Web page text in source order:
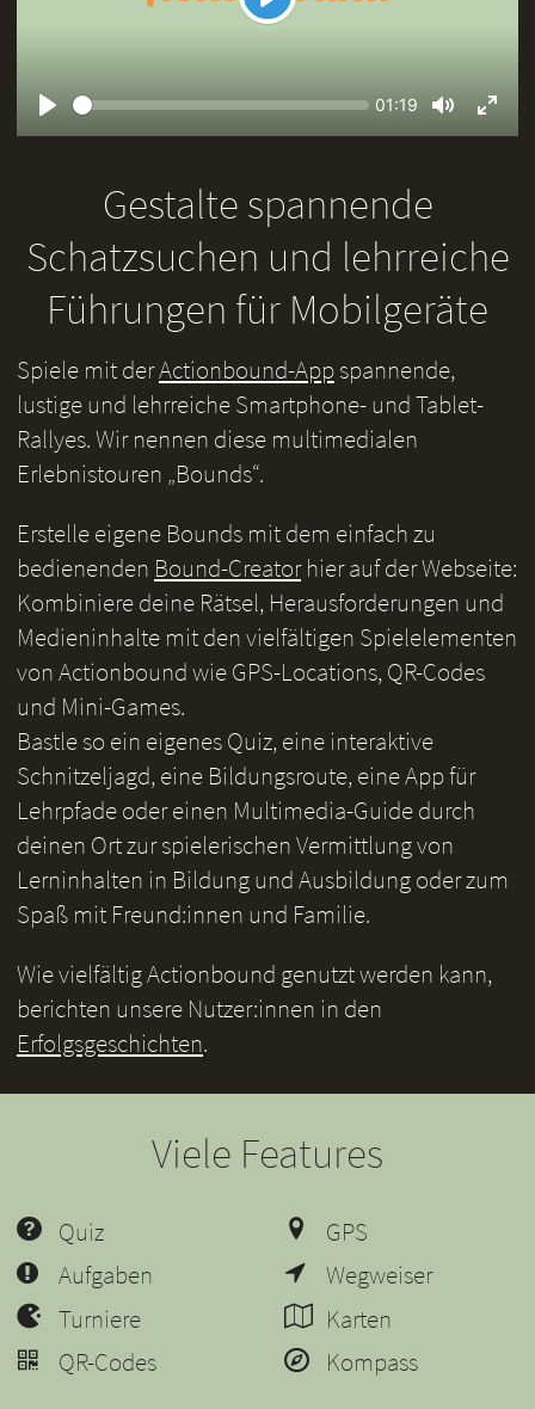
Play
Seek
Current
01:19
Mute
Gestalte spannende
Schatzsuchen und lehrreiche
Führungen für Mobilgeräte
Spiele mit derActionbound-Appspannende,
lustige und lehrreiche Smartphone- und Tablet-
Rallyes. Wir nennen diese multimedialen
Erlebnistouren „Bounds“.
Erstelle eigene Bounds mit dem einfach zu
bedienenden Bound-Creatorhier auf der Webseite:
Kombiniere deine Rätsel, Herausforderungen und
Medieninhalte mit den vielfältigen Spielelementen
von Actionbound wie GPS-Locations, QR-Codes
und Mini-Games.
Bastle so ein eigenes Quiz, eine interaktive
Schnitzeljagd, eine Bildungsroute, eine App für
Lehrpfade oder einen Multimedia-Guide durch
deinen Ort zur spielerischen Vermittlung von
Lerninhalten in Bildung und Ausbildung oder zum
Spaß mit Freund:innen und Familie.
Wie vielfältig Actionbound genutzt werden kann,
berichten unsere Nutzer:innen in den
Erfolgsgeschichten.
Viele Features
Quiz
Aufgaben
Turniere
QR-Codes
GPS
Wegweiser
Karten
Kompass